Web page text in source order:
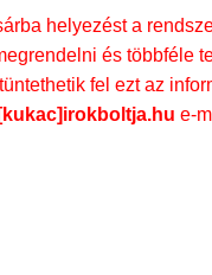
helyezést a
és többféle
fel ezt az
e-